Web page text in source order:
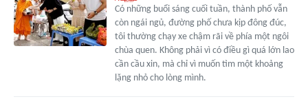
Có những buổi sáng cuối tuần, thành phố vẫn
còn ngái ngủ, đường phố chưa kịp đông đúc,
tôi thường chạy xe chậm rãi về phía một ngôi
chùa quen. Không phải vì có điều gì quá lớn lao
cần cầu xin, mà chỉ vì muốn tìm một khoảng
lặng nhỏ cho lòng mình.